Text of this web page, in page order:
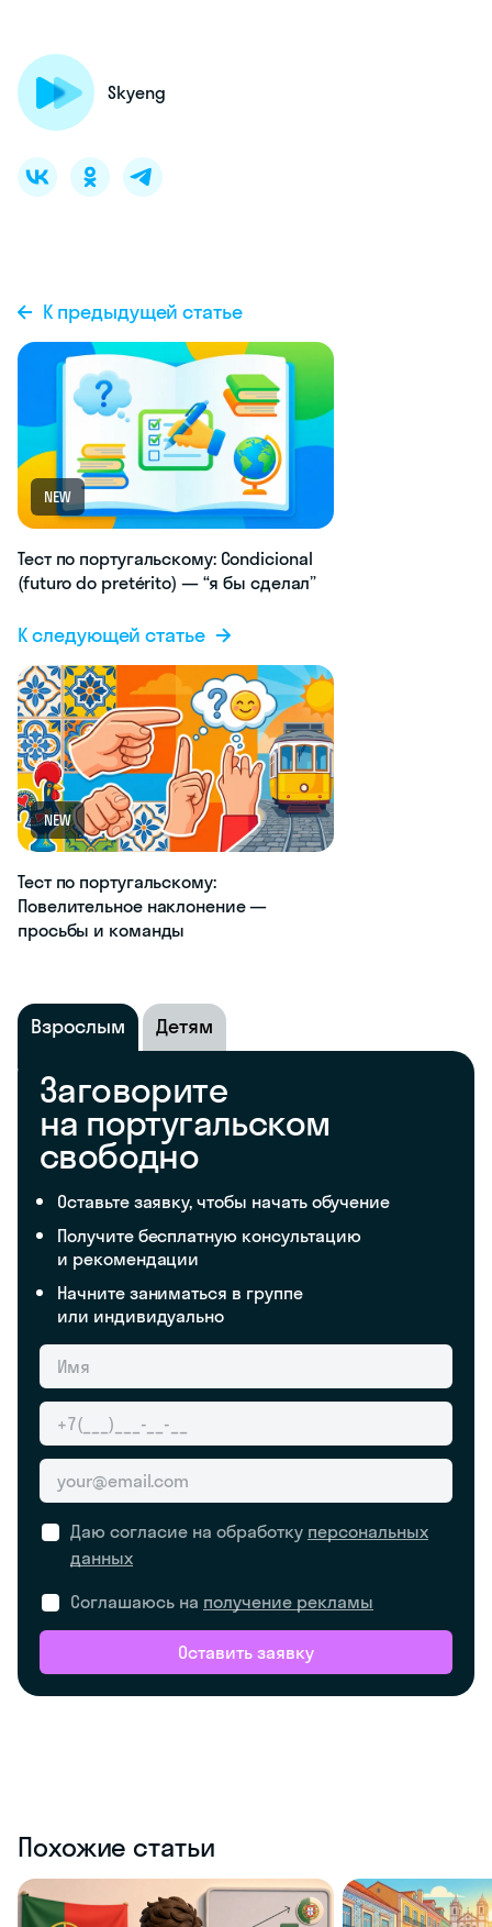
Skyeng
К предыдущей статье
NEW
Тест по португальскому: Condicional
(futuro do pretérito) — “я бы сделал”
К следующей статье
NEW
Тест по португальскому:
Повелительное наклонение —
просьбы и команды
Взрослым Детям
Заговорите
на португальском
свободно
Оставьте заявку, чтобы начать обучение
Получите бесплатную консультацию
и рекомендации
Начните заниматься в группе
или индивидуально
Даю согласие на обработку персональных
данных
Соглашаюсь на получение рекламы
Оставить заявку
Похожие статьи